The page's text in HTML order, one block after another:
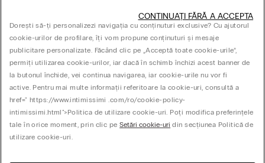
ASPECTE JURIDICE
Companie
© CALZEDONIA SpA, Via Monte Baldo, 20 - 37062 - Dossobuono di Villafranca (VR) -
Dorești să-ți personalizezi navigația cu conținuturi exclusive? Cu ajutorul
cookie-urilor de profilare, îți vom propune conținuturi și mesaje
publicitare personalizate. Făcând clic pe „Acceptă toate cookie-urile”,
permiți utilizarea cookie-urilor, iar dacă în schimb închizi acest banner de
la butonul închide, vei continua navigarea, iar cookie-urile nu vor fi
active. Pentru mai multe informații referitoare la cookie-uri, consultă a
href=" https://www.intimissimi .com/ro/cookie-policy-
intimissimi.html">Politica de utilizare cookie-uri. Poți modifica preferințele
tale în orice moment, prin clic peSetări cookie-uri din secțiunea Politică de
utilizare cookie-uri.
CONTINUAȚI FĂRĂ A ACCEPTA